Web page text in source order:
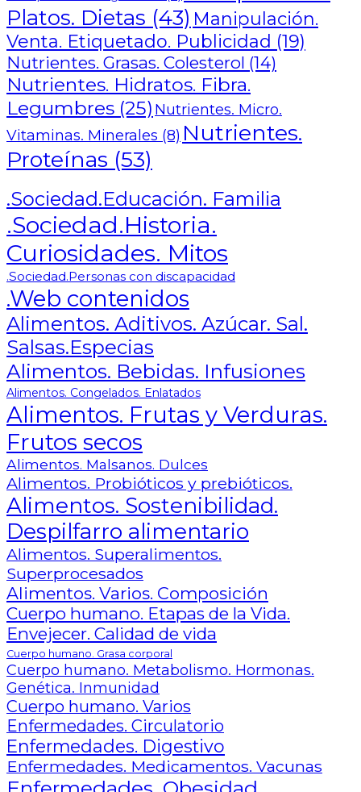
Platos. Dietas (43) Manipulación.
Venta. Etiquetado. Publicidad (19)
Nutrientes. Grasas. Colesterol (14)
Nutrientes. Hidratos. Fibra.
Legumbres (25) Nutrientes. Micro.
Vitaminas. Minerales (8) Nutrientes.
Proteínas (53)
.Sociedad.Educación. Familia
.Sociedad.Historia.
Curiosidades. Mitos
.Sociedad.Personas con discapacidad
.Web contenidos
Alimentos. Aditivos. Azúcar. Sal.
Salsas.Especias
Alimentos. Bebidas. Infusiones
Alimentos. Congelados. Enlatados
Alimentos. Frutas y Verduras.
Frutos secos
Alimentos. Malsanos. Dulces
Alimentos. Probióticos y prebióticos.
Alimentos. Sostenibilidad.
Despilfarro alimentario
Alimentos. Superalimentos.
Superprocesados
Alimentos. Varios. Composición
Cuerpo humano. Etapas de la Vida.
Envejecer. Calidad de vida
Cuerpo humano. Grasa corporal
Cuerpo humano. Metabolismo. Hormonas.
Genética. Inmunidad
Cuerpo humano. Varios
Enfermedades. Circulatorio
Enfermedades. Digestivo
Enfermedades. Medicamentos. Vacunas